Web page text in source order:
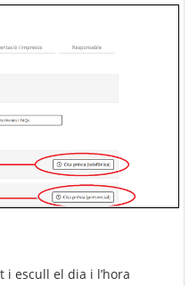
escull el dia i l’hora